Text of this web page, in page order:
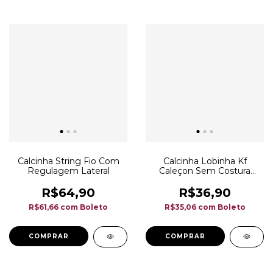
Calcinha String Fio Com
Regulagem Lateral
R$64,90
R$61,66 com Boleto
COMPRAR
Calcinha Lobinha Kf
Caleçon Sem Costura
R$36,90
R$35,06 com Boleto
COMPRAR